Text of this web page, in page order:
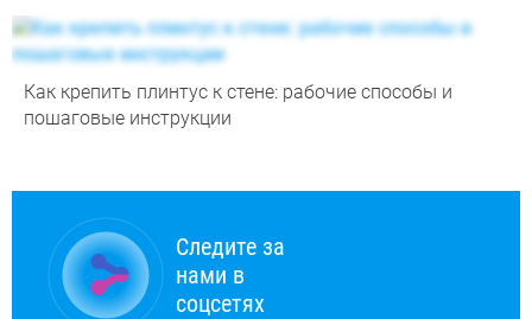
Как крепить плинтус к стене: рабочие способы и
пошаговые инструкции
Следите за
нами в
соцсетях